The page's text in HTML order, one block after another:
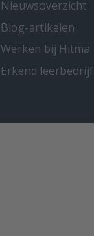
Nieuwsoverzicht
Blog-artikelen
Werken bij Hitma
Erkend leerbedrijf